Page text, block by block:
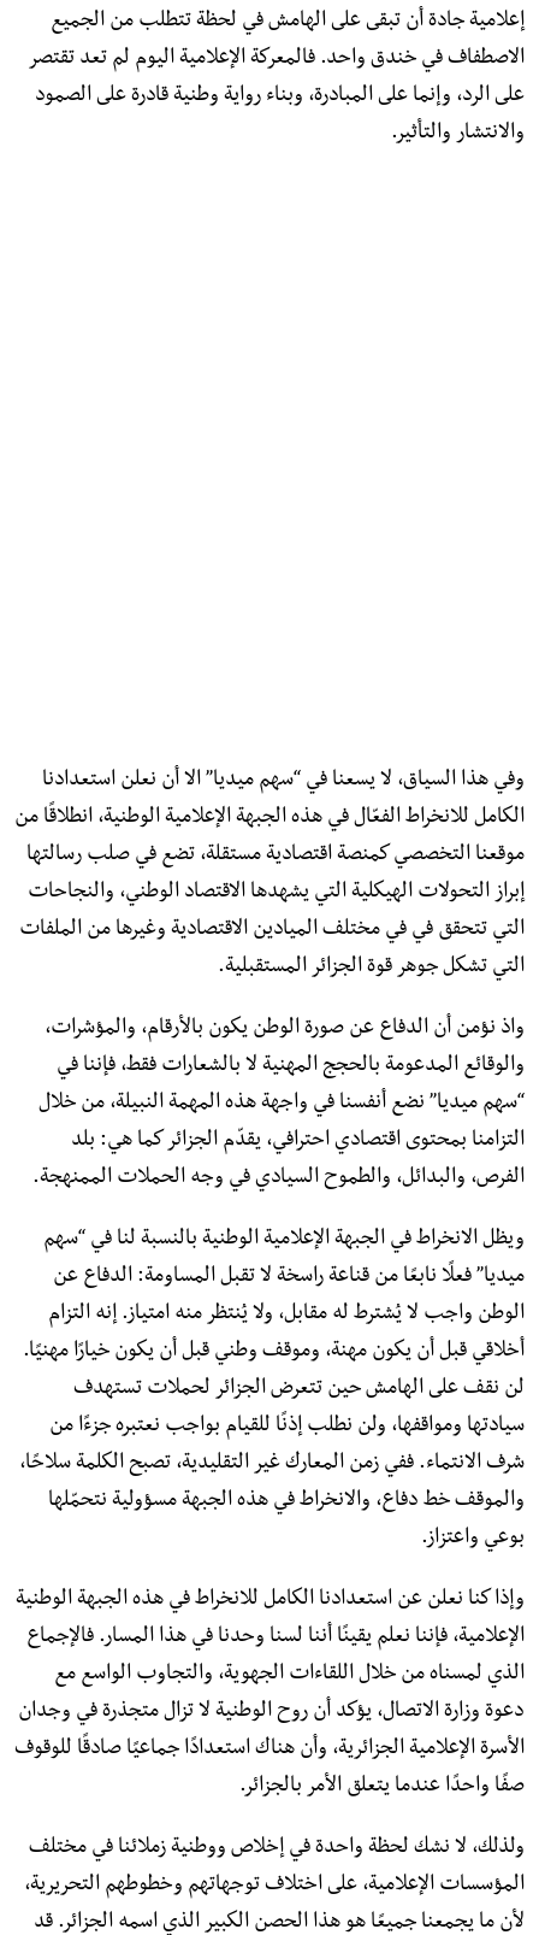
إعلامية جادة أن تبقى على الهامش في لحظة تتطلب من الجميع
الاصطفاف في خندق واحد. فالمعركة الإعلامية اليوم لم تعد تقتصر
على الرد، وإنما على المبادرة، وبناء رواية وطنية قادرة على الصمود
والانتشار والتأثير.
وفي هذا السياق، لا يسعنا في “سهم ميديا” الا أن نعلن استعدادنا
الكامل للانخراط الفعّال في هذه الجبهة الإعلامية الوطنية، انطلاقًا من
موقعنا التخصصي كمنصة اقتصادية مستقلة، تضع في صلب رسالتها
إبراز التحولات الهيكلية التي يشهدها الاقتصاد الوطني، والنجاحات
التي تتحقق في في مختلف الميادين الاقتصادية وغيرها من الملفات
التي تشكل جوهر قوة الجزائر المستقبلية.
واذ نؤمن أن الدفاع عن صورة الوطن يكون بالأرقام، والمؤشرات،
والوقائع المدعومة بالحجج المهنية لا بالشعارات فقط، فإننا في
“سهم ميديا” نضع أنفسنا في واجهة هذه المهمة النبيلة، من خلال
التزامنا بمحتوى اقتصادي احترافي، يقدّم الجزائر كما هي: بلد
الفرص، والبدائل، والطموح السيادي في وجه الحملات الممنهجة.
ويظل الانخراط في الجبهة الإعلامية الوطنية بالنسبة لنا في “سهم
ميديا” فعلًا نابعًا من قناعة راسخة لا تقبل المساومة: الدفاع عن
الوطن واجب لا يُشترط له مقابل، ولا يُنتظر منه امتياز. إنه التزام
أخلاقي قبل أن يكون مهنة، وموقف وطني قبل أن يكون خيارًا مهنيًا.
لن نقف على الهامش حين تتعرض الجزائر لحملات تستهدف
سيادتها ومواقفها، ولن نطلب إذنًا للقيام بواجب نعتبره جزءًا من
شرف الانتماء. ففي زمن المعارك غير التقليدية، تصبح الكلمة سلاحًا،
والموقف خط دفاع، والانخراط في هذه الجبهة مسؤولية نتحمّلها
بوعي واعتزاز.
وإذا كنا نعلن عن استعدادنا الكامل للانخراط في هذه الجبهة الوطنية
الإعلامية، فإننا نعلم يقينًا أننا لسنا وحدنا في هذا المسار. فالإجماع
الذي لمسناه من خلال اللقاءات الجهوية، والتجاوب الواسع مع
دعوة وزارة الاتصال، يؤكد أن روح الوطنية لا تزال متجذرة في وجدان
الأسرة الإعلامية الجزائرية، وأن هناك استعدادًا جماعيًا صادقًا للوقوف
صفًا واحدًا عندما يتعلق الأمر بالجزائر.
ولذلك، لا نشك لحظة واحدة في إخلاص ووطنية زملائنا في مختلف
المؤسسات الإعلامية، على اختلاف توجهاتهم وخطوطهم التحريرية،
لأن ما يجمعنا جميعًا هو هذا الحصن الكبير الذي اسمه الجزائر. قد